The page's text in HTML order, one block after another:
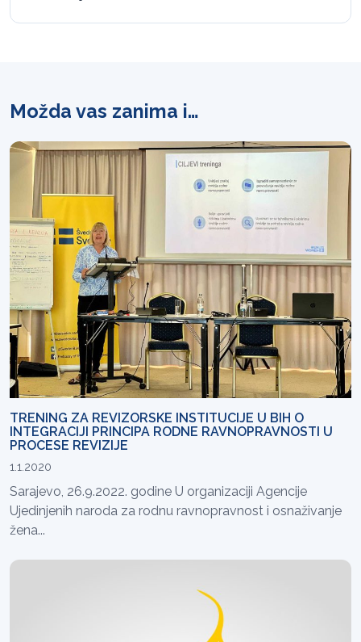
Možda vas zanima i…
TRENING ZA REVIZORSKE INSTITUCIJE U BIH O
INTEGRACIJI PRINCIPA RODNE RAVNOPRAVNOSTI U
PROCESE REVIZIJE
1.1.2020
Sarajevo, 26.9.2022. godine U organizaciji Agencije
Ujedinjenih naroda za rodnu ravnopravnost i osnaživanje
žena...